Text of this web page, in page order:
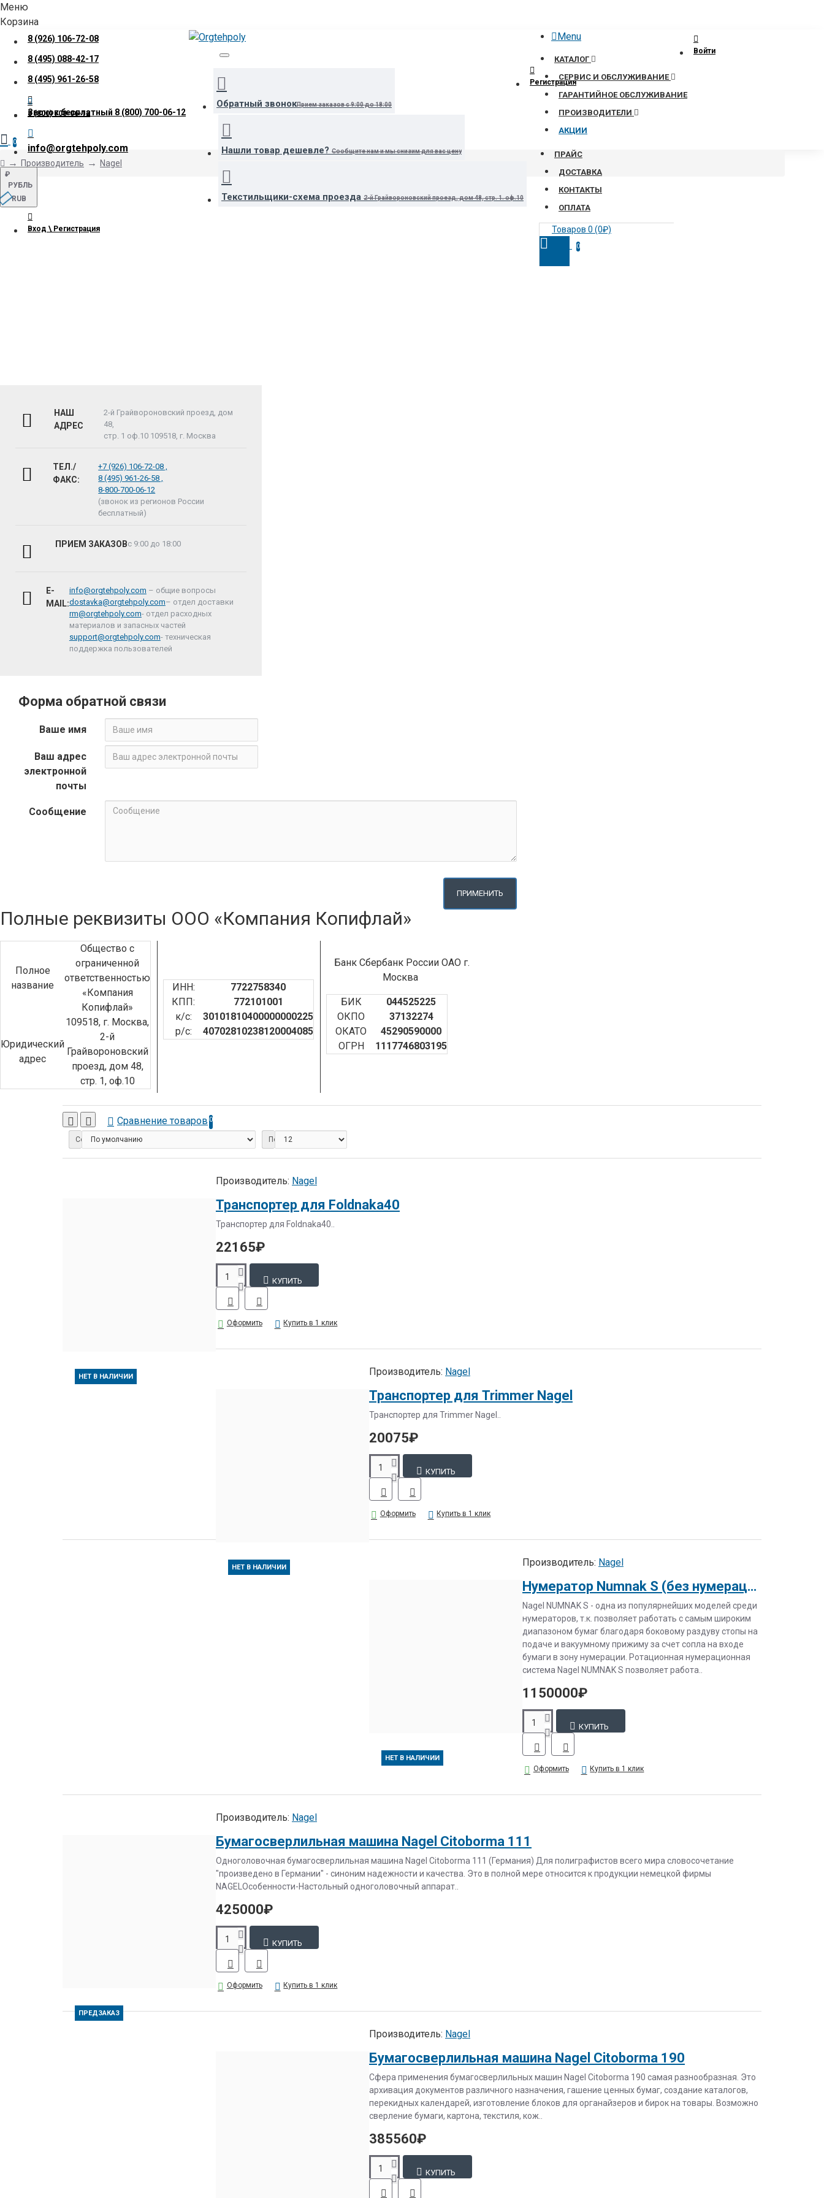
Меню
Корзина
8 (926) 106-72-08
8 (495) 088-42-17
8 (495) 961-26-58
Звонок бесплатный 8 (800) 700-06-12
info@orgtehpoly.com
₽
РУБЛЬ
RUB
Вход \ Регистрация
Обратный звонокПрием заказов с 9:00 до 18:00
Нашли товар дешевле? Сообщите нам и мы снизим для вас цену
Текстильщики-схема проезда 2-й Грайвороновский проезд, дом 48, стр. 1. оф.10
Menu
КАТАЛОГ
СЕРВИС И ОБСЛУЖИВАНИЕ
ГАРАНТИЙНОЕ ОБСЛУЖИВАНИЕ
ПРОИЗВОДИТЕЛИ
АКЦИИ
ПРАЙС
ДОСТАВКА
КОНТАКТЫ
ОПЛАТА
Товаров 0 (0₽)
0
Войти
Регистрация
8 (800) 700-06-12
0
Производитель Nagel
НАШ
АДРЕС
2-й Грайвороновский проезд, дом
48,
стр. 1 оф.10 109518, г. Москва
ТЕЛ./
ФАКС:
+7 (926) 106-72-08 ,
8 (495) 961-26-58 ,
8-800-700-06-12
(звонок из регионов России
бесплатный)
ПРИЕМ ЗАКАЗОВс 9:00 до 18:00
E-
MAIL:
info@orgtehpoly.com – общие вопросы
dostavka@orgtehpoly.com– отдел доставки
rm@orgtehpoly.com- отдел расходных
материалов и запасных частей
support@orgtehpoly.com- техническая
поддержка пользователей
Форма обратной связи
Ваше имя
Ваш адрес
электронной
почты
Сообщение
ПРИМЕНИТЬ
Полные реквизиты ООО «Компания Копифлай»
Полное
название
Общество с
ограниченной
ответственностью
«Компания
Копифлай»
Юридический
адрес
109518, г. Москва,
2-й
Грайвороновский
проезд, дом 48,
стр. 1, оф.10
ИНН:
7722758340
КПП:
772101001
к/с:
30101810400000000225
р/с:
40702810238120004085
Банк Сбербанк России ОАО г.
Москва
БИК
044525225
ОКПО
37132274
ОКАТО
45290590000
ОГРН
1117746803195
Сравнение товаров 0
Сортировка: Показать:
НЕТ В НАЛИЧИИ
Производитель: Nagel
Транспортер для Foldnaka40
Транспортер для Foldnaka40..
22165₽
КУПИТЬ
Оформить Купить в 1 клик
НЕТ В НАЛИЧИИ
Производитель: Nagel
Транспортер для Trimmer Nagel
Транспортер для Trimmer Nagel..
20075₽
КУПИТЬ
Оформить Купить в 1 клик
НЕТ В НАЛИЧИИ
Производитель: Nagel
Нумератор Numnak S (без нумерационных головок)
Nagel NUMNAK S - одна из популярнейших моделей среди
нумераторов, т.к. позволяет работать с самым широким
диапазоном бумаг благодаря боковому раздуву стопы на
подаче и вакуумному прижиму за счет сопла на входе
бумаги в зону нумерации. Ротационная нумерационная
система Nagel NUMNAK S позволяет работа..
1150000₽
КУПИТЬ
Оформить Купить в 1 клик
ПРЕДЗАКАЗ
Производитель: Nagel
Бумагосверлильная машина Nagel Citoborma 111
Одноголовочная бумагосверлильная машина Nagel Citoborma 111 (Германия) Для полиграфистов всего мира словосочетание
"произведено в Германии" - синоним надежности и качества. Это в полной мере относится к продукции немецкой фирмы
NAGELОсобенности-Настольный одноголовочный аппарат..
425000₽
КУПИТЬ
Оформить Купить в 1 клик
Производитель: Nagel
Бумагосверлильная машина Nagel Citoborma 190
Сфера применения бумагосверлильных машин Nagel Citoborma 190 самая разнообразная. Это
архивация документов различного назначения, гашение ценных бумаг, создание каталогов,
перекидных календарей, изготовление блоков для органайзеров и бирок на товары. Возможно
сверление бумаги, картона, текстиля, кож..
385560₽
КУПИТЬ